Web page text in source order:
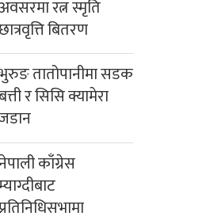
अवसरमा रत्न स्मृति
बितरण
तातोपानीमा सडक
र सिसि क्यामेरा
काँग्रेस